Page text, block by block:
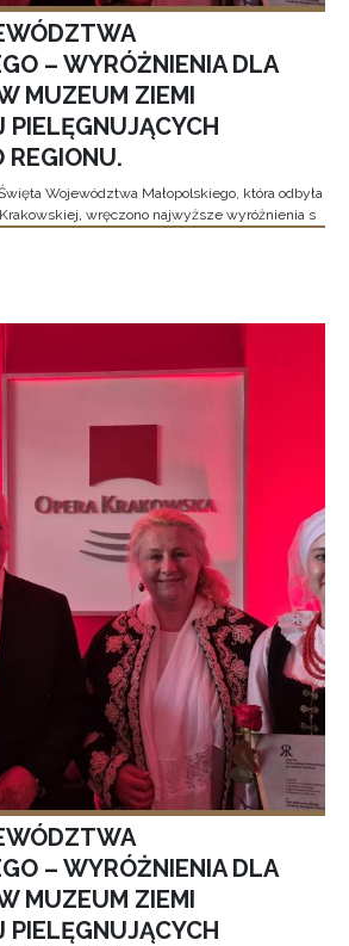
– WYRÓŻNIENIA DLA
MUZEUM ZIEMI
PIELĘGNUJĄCYCH
Województwa Małopolskiego, która odbyła
wręczono najwyższe wyróżnienia s
– WYRÓŻNIENIA DLA
MUZEUM ZIEMI
PIELĘGNUJĄCYCH